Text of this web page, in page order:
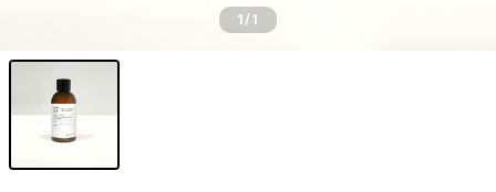
1/1